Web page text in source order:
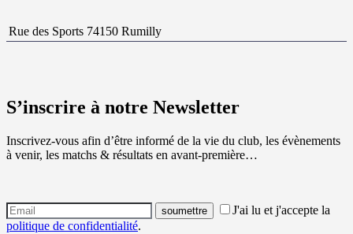
Rue des Sports 74150 Rumilly
S’inscrire à notre Newsletter
Inscrivez-vous afin d’être informé de la vie du club, les évènements
à venir, les matchs & résultats en avant-première…
J'ai lu et j'accepte la
politique de confidentialité.